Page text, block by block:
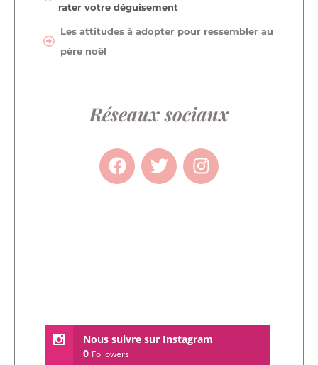
rater votre déguisement
Les attitudes à adopter pour ressembler au
père noël
Réseaux sociaux
Nous suivre sur Instagram
0 Followers